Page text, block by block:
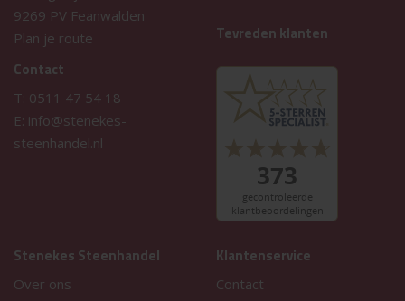
9269 PV Feanwalden
Plan je route
Contact
T: 0511 47 54 18
E: info@stenekes-
steenhandel.nl
Tevreden klanten
Stenekes Steenhandel
Over ons
Klantenservice
Contact